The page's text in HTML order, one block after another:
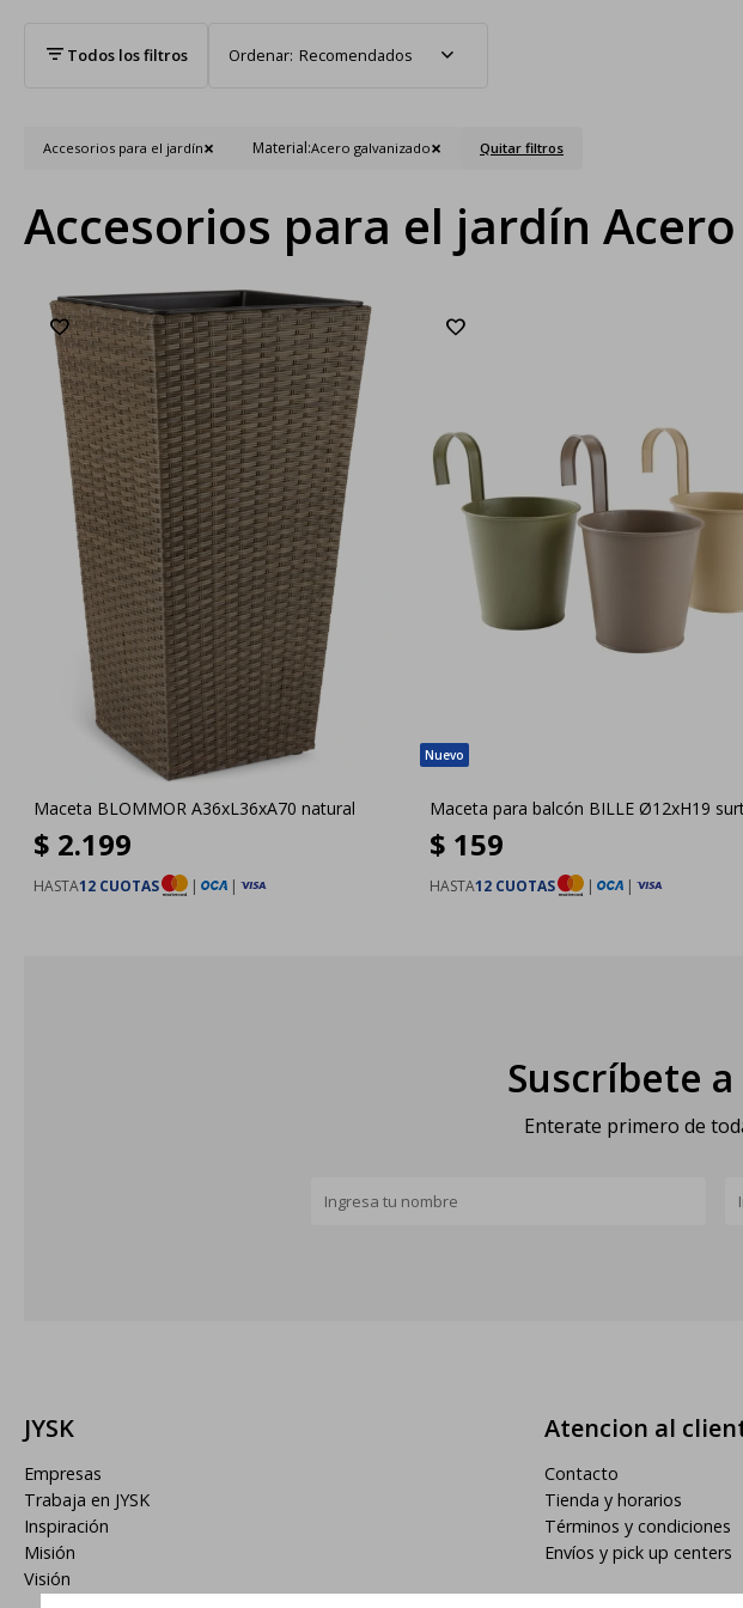
Recomendados
Accesorios para el jardín Material:Acero galvanizado Quitar filtros
Accesorios para el jardín
Maceta BLOMMOR A36xL36xA70 natural
$ 2.199
HASTA12 CUOTAS | |
Maceta para balcón BILLE Ø12xH19
$ 159
HASTA12 CUOTAS | |
Suscríbete
Enterate primero de
JYSK
Empresas
Trabaja en JYSK
Inspiración
Misión
Visión
Atencion al
Contacto
Tienda y horarios
Términos y condiciones
Envíos y pick up centers